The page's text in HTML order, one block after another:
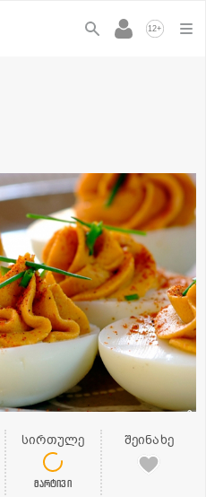
12+
სირთულე
მარტივი
შეინახე